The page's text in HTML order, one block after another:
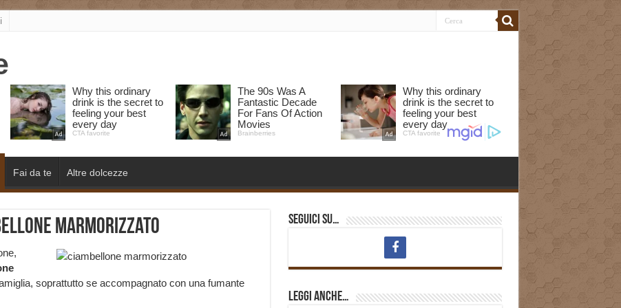
Fai da te Altre dolcezze
marmorizzato
soprattutto se accompagnato con una fumante
Seguici su…
Leggi anche…